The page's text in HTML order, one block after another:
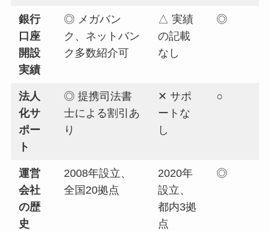
銀行
口座
開設
実績
◎ メガバン
ク、ネットバン
ク多数紹介可
△ 実績
の記載
なし
◎
法人
化サ
ポー
ト
◎ 提携司法書
士による割引あ
り
✕ サポ
ートな
し
○
運営
会社
の歴
史
2008年設立、
全国20拠点
2020年
設立、
都内3拠
点
◎